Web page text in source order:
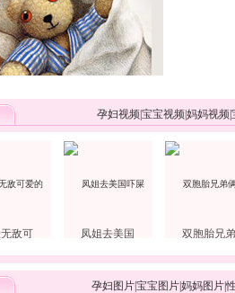
孕妇视频宝宝视频妈妈视频
敌可 凤姐去美国 双胞胎兄弟
孕妇图片宝宝图片妈妈图片